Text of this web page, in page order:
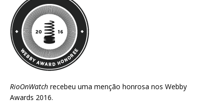
RioOnWatch recebeu uma menção honrosa nos Webby
Awards 2016.